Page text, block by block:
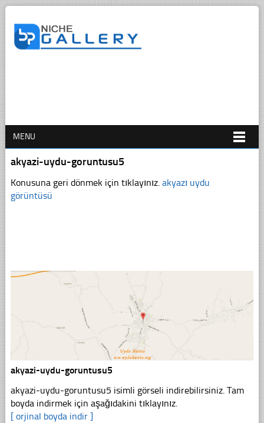
MENU
akyazi-uydu-goruntusu5
Konusuna geri dönmek için tıklayınız. akyazı uydu
görüntüsü
akyazi-uydu-goruntusu5
akyazi-uydu-goruntusu5 isimli görseli indirebilirsiniz. Tam
boyda indirmek için aşağıdakini tıklayınız.
[ orjinal boyda indir ]